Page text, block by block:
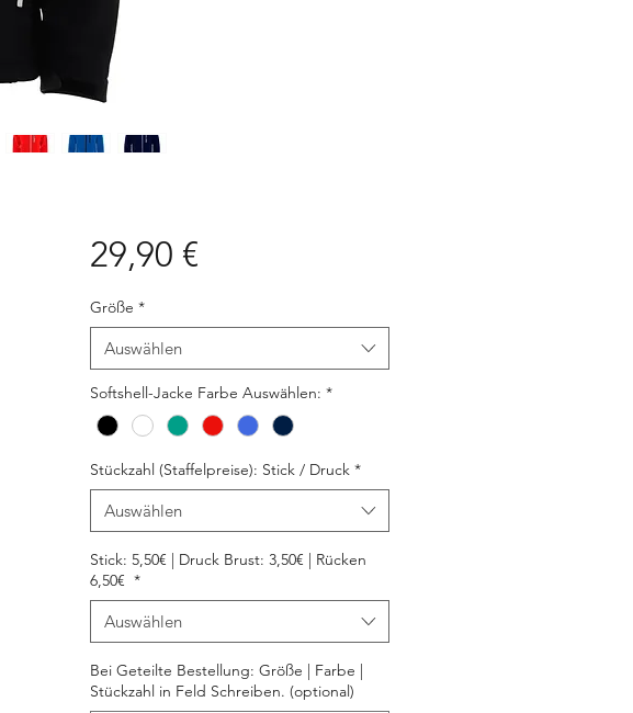
29,90 €Preis
Größe *
Auswählen
Softshell-Jacke Farbe Auswählen: *
Stückzahl (Staffelpreise): Stick / Druck *
Auswählen
Stick: 5,50€ | Druck Brust: 3,50€ | Rücken
6,50€ *
Auswählen
Bei Geteilte Bestellung: Größe | Farbe |
Stückzahl in Feld Schreiben. (optional)